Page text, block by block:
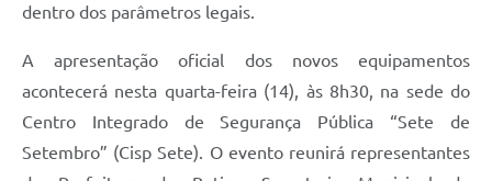
dentro dos parâmetros legais.
A apresentação oficial dos novos equipamentos
acontecerá nesta quarta-feira (14), às 8h30, na sede do
Centro Integrado de Segurança Pública “Sete de
Setembro” (Cisp Sete). O evento reunirá representantes